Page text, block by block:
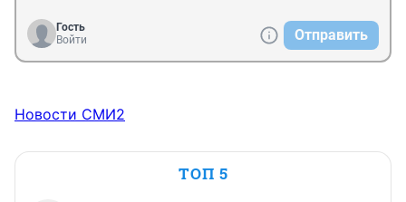
Гость
Войти
Отправить
Новости СМИ2
ТОП 5